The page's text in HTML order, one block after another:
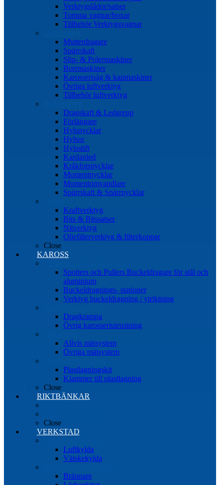
Verktygslådor/satser
Tomma vagnar/boxar
Tillbehör Verktygsvagnar
Mutterdragare
Spärrskaft
Slip- & Polermaskiner
Borrmaskiner
Karosserisåg & kapmaskiner
Övriga luftverktyg
Tillbehör luftverktyg
Dragskaft & Ledgrepp
Förlängare
Hylsnycklar
Hylsor
Hylsstift
Kardanled
Kråkfotsnycklar
Momentnycklar
Momentomvandlare
Spärrskaft & Spärrnycklar
Kraftverktyg
Bits & Bitssatser
Nitverktyg
Oljefilterverktyg & filterkoppar
Close
KAROSS
Spotters och Pullers Buckeldragare för stål och
aluminium
Buckeldragnings- stationer
Verktyg buckeldragning / ytriktning
Dragkrampa
Övrig karosseriutrustning
Allvis mätsystem
Övriga mätsystem
Plastlagningskit
Klammer till plastlagning
Close
RIKTBÄNKAR
Close
VERKSTAD
Luftkylda
Vätskekylda
Brännare